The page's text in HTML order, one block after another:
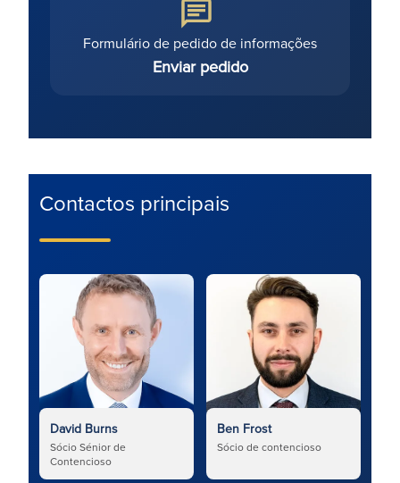
Formulário de pedido de informações
Enviar pedido
Contactos principais
David Burns
Sócio Sénior de
Contencioso
Ben Frost
Sócio de contencioso